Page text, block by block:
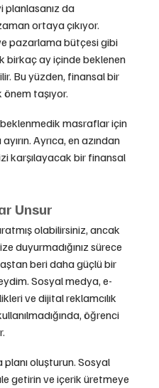
planlasanız da
ortaya çıkıyor.
pazarlama bütçesi gibi
birkaç ay içinde beklenen
Bu yüzden, finansal bir
önem taşıyor.
masraflar için
Ayrıca, en azından
karşılayacak bir finansal
Unsur
olabilirsiniz, ancak
duyurmadığınız sürece
beri daha güçlü bir
Sosyal medya, e-
ve dijital reklamcılık
öğrenci
oluşturun. Sosyal
getirin ve içerik üretmeye